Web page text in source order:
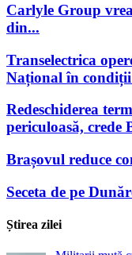
Carlyle Group
din...
Transelectrica
Național în
Redeschiderea
periculoasă, crede
Brașovul reduce
Seceta de pe
Știrea zilei